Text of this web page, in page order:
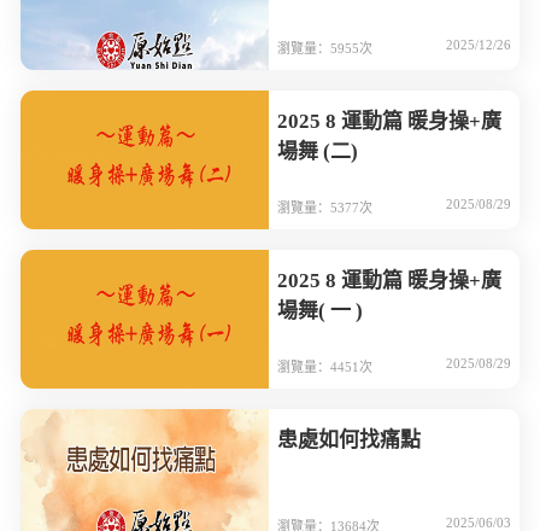
瀏覽量：5955次 2025/12/26
2025 8 運動篇 暖身操+廣
場舞 (二)
瀏覽量：5377次 2025/08/29
2025 8 運動篇 暖身操+廣
場舞( 一 )
瀏覽量：4451次 2025/08/29
患處如何找痛點
瀏覽量：13684次 2025/06/03